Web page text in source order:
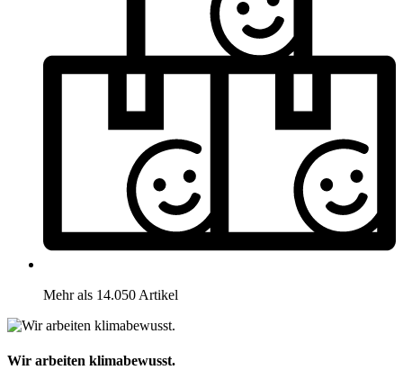
Mehr als 14.050 Artikel
Wir arbeiten klimabewusst.